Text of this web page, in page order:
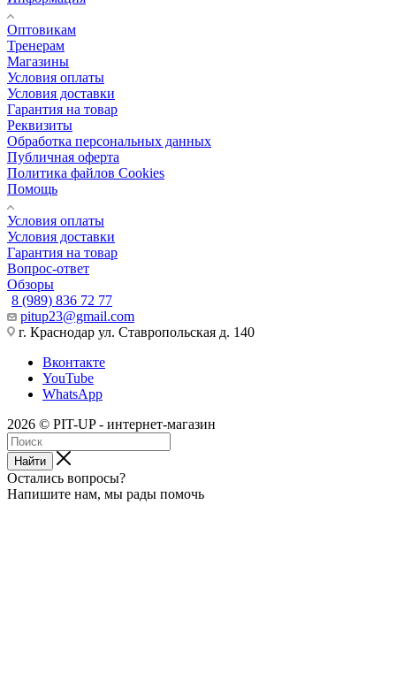
Оптовикам
Тренерам
Магазины
Условия оплаты
Условия доставки
Гарантия на товар
Реквизиты
Обработка персональных данных
Публичная оферта
Политика файлов Cookies
Помощь
Условия оплаты
Условия доставки
Гарантия на товар
Вопрос-ответ
Обзоры
8 (989) 836 72 77
pitup23@gmail.com
г. Краснодар ул. Ставропольская д. 140
Вконтакте
YouTube
WhatsApp
2026 © PIT-UP - интернет-магазин
Найти
Остались вопросы?
Напишите нам, мы рады помочь